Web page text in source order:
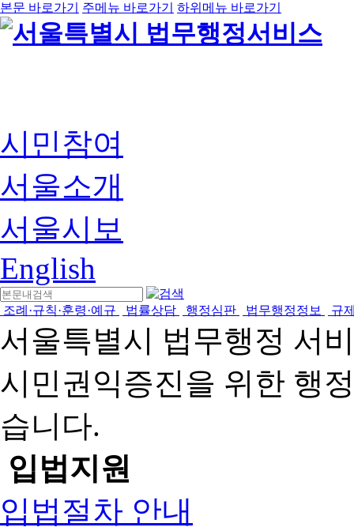
본문 바로가기 주메뉴 바로가기 하위메뉴 바로가기
시민참여
서울소개
서울시보
English
조례·규칙·훈령·예규 법률상담 행정심판 법무행정정보 규
서울특별시 법무행정 서
시민권익증진을 위한 행
습니다.
입법지원
입법절차 안내